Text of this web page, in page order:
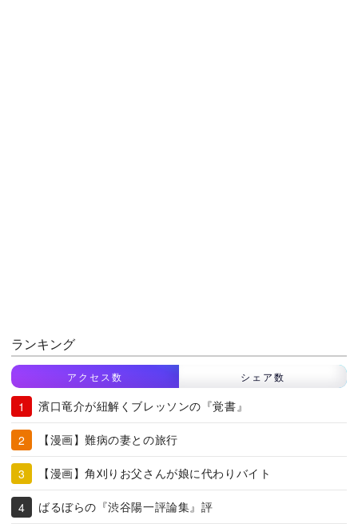
ランキング
アクセス数 シェア数
濱口竜介が紐解くブレッソンの『覚書』
【漫画】難病の妻との旅行
【漫画】角刈りお父さんが娘に代わりバイト
ばるぼらの『渋谷陽一評論集』評